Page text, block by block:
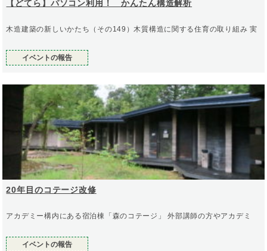
【どてら】パソコン利用！ かんたん構造解析
木造建築の新しいかたち（その149）木質構造に関する住育の取り組み 実
イベントの報告
20年目のコテージ改修
アカデミー構内にある宿泊棟「森のコテージ」 外部講師の方やアカデミ
イベントの報告